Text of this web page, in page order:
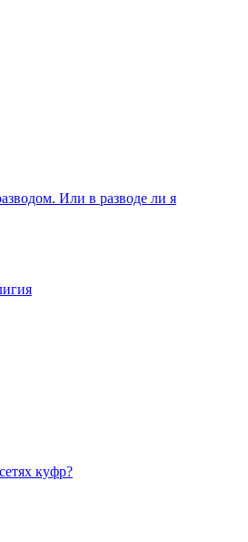
Или в разводе ли я
куфр?